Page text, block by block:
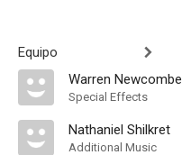
Equipo
Warren Newcombe
Special Effects
Nathaniel Shilkret
Additional Music